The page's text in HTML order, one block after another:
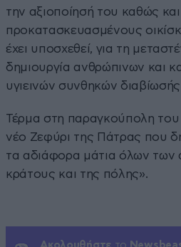
την αξιοποίησή του καθώς
προκατασκευασμένους
έχει υποσχεθεί, για τη
δημιουργία ανθρώπινων και
υγιεινών συνθηκών
Τέρμα στη παραγκούπολη
νέο Ζεφύρι της Πάτρας που
τα αδιάφορα μάτια όλων
κράτους και της πόλης».